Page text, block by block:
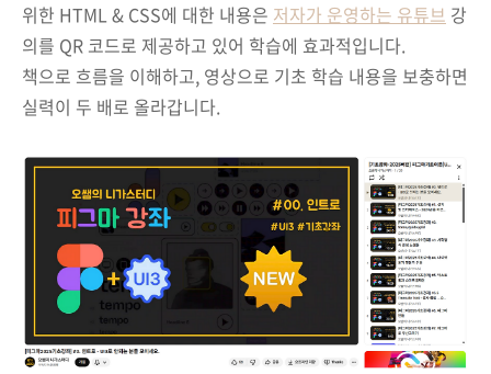
위한 HTML & CSS에 대한 내용은 저자가 운영하는 유튜브 강
의를 QR 코드로 제공하고 있어 학습에 효과적입니다.
책으로 흐름을 이해하고, 영상으로 기초 학습 내용을 보충하면
실력이 두 배로 올라갑니다.